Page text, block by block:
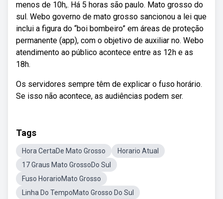
menos de 10h,. Há 5 horas são paulo. Mato grosso do
sul. Webo governo de mato grosso sancionou a lei que
inclui a figura do “boi bombeiro” em áreas de proteção
permanente (app), com o objetivo de auxiliar no. Webo
atendimento ao público acontece entre as 12h e as
18h.
Os servidores sempre têm de explicar o fuso horário.
Se isso não acontece, as audiências podem ser.
Tags
Hora CertaDe Mato Grosso
Horario Atual
17 Graus Mato GrossoDo Sul
Fuso HorarioMato Grosso
Linha Do TempoMato Grosso Do Sul